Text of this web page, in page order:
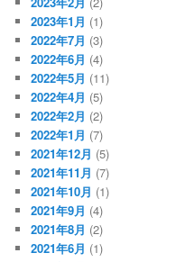
2023年1月 (1)
2022年7月 (3)
2022年6月 (4)
2022年5月 (11)
2022年4月 (5)
2022年2月 (2)
2022年1月 (7)
2021年12月 (5)
2021年11月 (7)
2021年10月 (1)
2021年9月 (4)
2021年8月 (2)
2021年6月 (1)